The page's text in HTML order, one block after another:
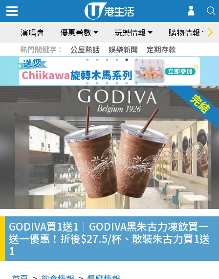
演唱會 優惠著數 玩樂情報 購物情報
熱門關鍵字： 公屋熱話 娛樂新聞 定期存款
GODIVA買1送1｜GODIVA黑朱古力凍飲買一
送一優惠！折後$27.5/杯、散裝朱古力買1送
1